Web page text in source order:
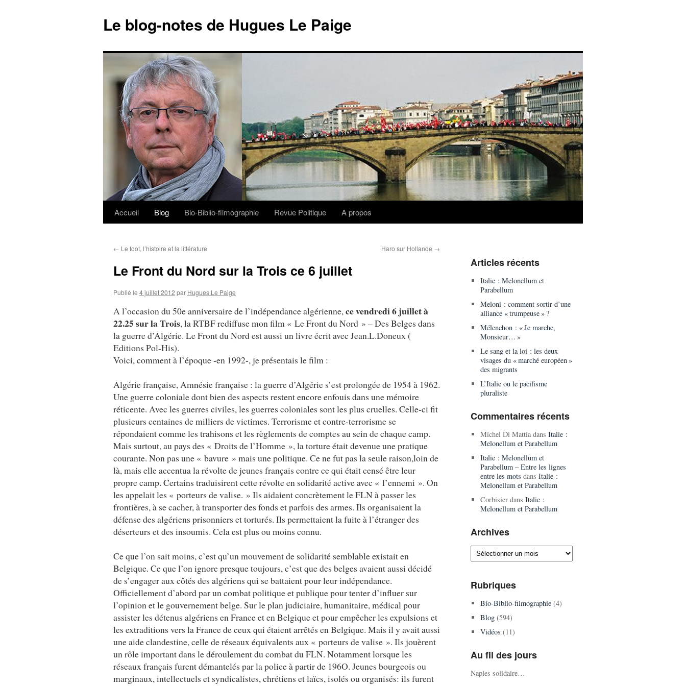
Le blog-notes de Hugues Le Paige
Aller
contenu
Accueil Blog Bio-Biblio-filmographie Revue Politique A propos
← Le foot, l’histoire et la littérature Haro sur Hollande →
Le Front du Nord sur la Trois ce 6 juillet
Publié le 4 juillet 2012 par Hugues Le Paige
A l’occasion du 50e anniversaire de l’indépendance algérienne,ce vendredi 6 juillet à
22.25 sur la Trois, la RTBF rediffuse mon film « Le Front du Nord » – Des Belges dans
la guerre d’Algérie. Le Front du Nord est aussi un livre écrit avec Jean.L.Doneux (
Editions Pol-His).
Voici, comment à l’époque -en 1992-, je présentais le film :
Algérie française, Amnésie française : la guerre d’Algérie s’est prolongée de 1954 à 1962.
Une guerre coloniale dont bien des aspects restent encore enfouis dans une mémoire
réticente. Avec les guerres civiles, les guerres coloniales sont les plus cruelles. Celle-ci fit
plusieurs centaines de milliers de victimes. Terrorisme et contre-terrorisme se
répondaient comme les trahisons et les règlements de comptes au sein de chaque camp.
Mais surtout, au pays des « Droits de l’Homme », la torture était devenue une pratique
courante. Non pas une « bavure » mais une politique. Ce ne fut pas la seule raison,loin de
là, mais elle accentua la révolte de jeunes français contre ce qui était censé être leur
propre camp. Certains traduisirent cette révolte en solidarité active avec « l’ennemi ». On
les appelait les « porteurs de valise. » Ils aidaient concrètement le FLN à passer les
frontières, à se cacher, à transporter des fonds et parfois des armes. Ils organisaient la
défense des algériens prisonniers et torturés. Ils permettaient la fuite à l’étranger des
déserteurs et des insoumis. Cela est plus ou moins connu.
Ce que l’on sait moins, c’est qu’un mouvement de solidarité semblable existait en
Belgique. Ce que l’on ignore presque toujours, c’est que des belges avaient aussi décidé
de s’engager aux côtés des algériens qui se battaient pour leur indépendance.
Officiellement d’abord par un combat politique et publique pour tenter d’influer sur
l’opinion et le gouvernement belge. Sur le plan judiciaire, humanitaire, médical pour
assister les détenus algériens en France et en Belgique et pour empêcher les expulsions et
les extraditions vers la France de ceux qui étaient arrêtés en Belgique. Mais il y avait aussi
une aide clandestine, celle de réseaux équivalents aux « porteurs de valise ». Ils jouèrent
un rôle important dans le déroulement du combat du FLN. Notamment lorsque les
réseaux français furent démantelés par la police à partir de 196O. Jeunes bourgeois ou
marginaux, intellectuels et syndicalistes, chrétiens et laïcs, isolés ou organisés: ils furent
Articles récents
Italie : Melonellum et
Parabellum
Meloni : comment sortir d’une
alliance « trumpeuse » ?
Mélenchon : « Je marche,
Monsieur… »
Le sang et la loi : les deux
visages du « marché européen »
des migrants
L’Italie ou le pacifisme
pluraliste
Commentaires récents
Michel Di Mattiadans Italie :
Melonellum et Parabellum
Italie : Melonellum et
Parabellum – Entre les lignes
entre les mots dans Italie :
Melonellum et Parabellum
Corbisierdans Italie :
Melonellum et Parabellum
Archives
Archives
Rubriques
Bio-Biblio-filmographie(4)
Blog(594)
Vidéos (11)
Au fil des jours
Naples solidaire…